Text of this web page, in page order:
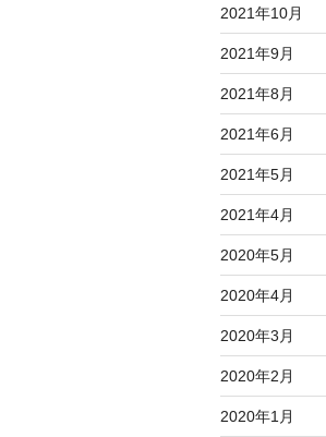
2021年10月
2021年9月
2021年8月
2021年6月
2021年5月
2021年4月
2020年5月
2020年4月
2020年3月
2020年2月
2020年1月